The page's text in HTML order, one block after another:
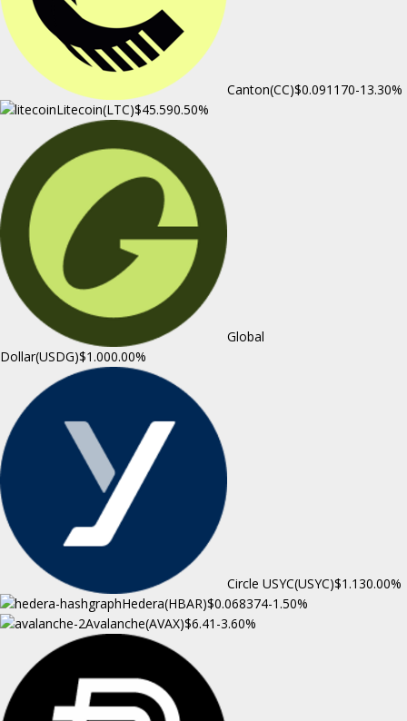
Canton(CC)$0.091170-13.30%
Litecoin(LTC)$45.590.50%
Global
Dollar(USDG)$1.000.00%
Circle USYC(USYC)$1.130.00%
Hedera(HBAR)$0.068374-1.50%
Avalanche(AVAX)$6.41 -3.60%